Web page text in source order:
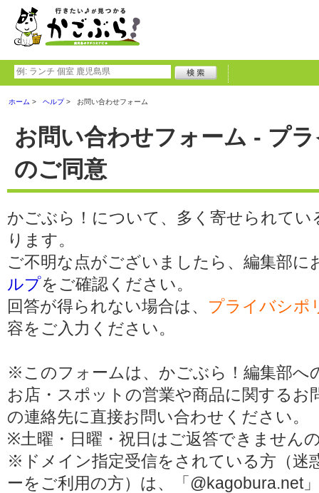
ホーム ヘルプ お問い合わせフォーム
お問い合わせフォーム - プ
のご同意
かごぶら！について、多く寄せられてい
ります。
ご不明な点がございましたら、編集部
ルプをご確認ください。
回答が得られない場合は、 プライバシポ
容をご入力ください。
※このフォームは、かごぶら！編集部へ
お店・スポットの営業や商品に関する
の連絡先に直接お問い合わせください。
※土曜・日曜・祝日はご返答できません
※ドメイン指定受信をされている方（迷
ーをご利用の方）は、「@kagobura.net